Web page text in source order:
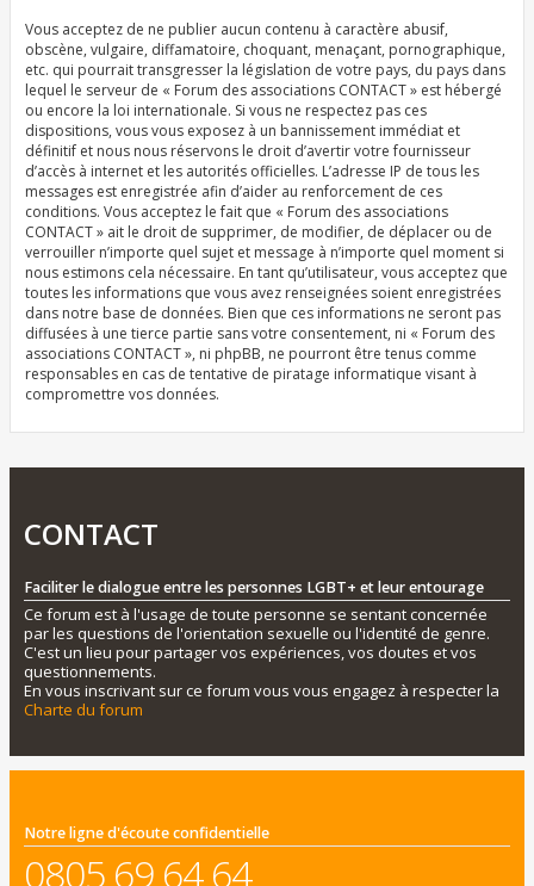
Vous acceptez de ne publier aucun contenu à caractère abusif,
obscène, vulgaire, diffamatoire, choquant, menaçant, pornographique,
etc. qui pourrait transgresser la législation de votre pays, du pays dans
lequel le serveur de « Forum des associations CONTACT » est hébergé
ou encore la loi internationale. Si vous ne respectez pas ces
dispositions, vous vous exposez à un bannissement immédiat et
définitif et nous nous réservons le droit d’avertir votre fournisseur
d’accès à internet et les autorités officielles. L’adresse IP de tous les
messages est enregistrée afin d’aider au renforcement de ces
conditions. Vous acceptez le fait que « Forum des associations
CONTACT » ait le droit de supprimer, de modifier, de déplacer ou de
verrouiller n’importe quel sujet et message à n’importe quel moment si
nous estimons cela nécessaire. En tant qu’utilisateur, vous acceptez que
toutes les informations que vous avez renseignées soient enregistrées
dans notre base de données. Bien que ces informations ne seront pas
diffusées à une tierce partie sans votre consentement, ni « Forum des
associations CONTACT », ni phpBB, ne pourront être tenus comme
responsables en cas de tentative de piratage informatique visant à
compromettre vos données.
CONTACT
Faciliter le dialogue entre les personnes LGBT+ et leur entourage
Ce forum est à l'usage de toute personne se sentant concernée
par les questions de l'orientation sexuelle ou l'identité de genre.
C'est un lieu pour partager vos expériences, vos doutes et vos
questionnements.
En vous inscrivant sur ce forum vous vous engagez à respecter la
Charte du forum
Notre ligne d'écoute confidentielle
0805 69 64 64